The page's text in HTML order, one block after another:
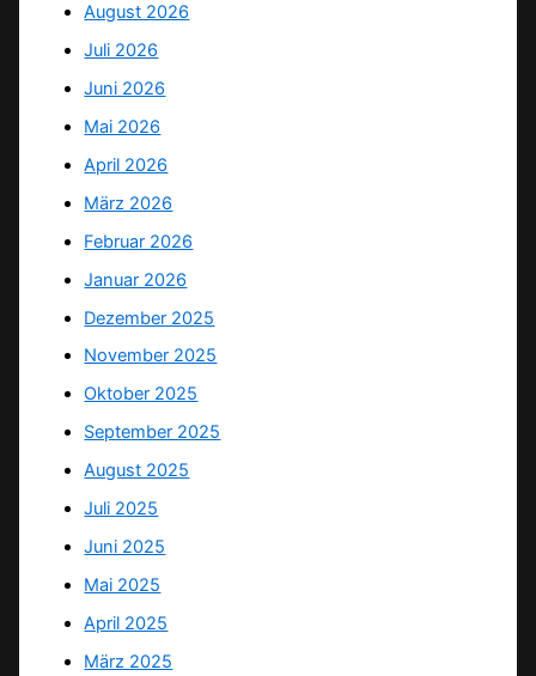
August 2026
Juli 2026
Juni 2026
Mai 2026
April 2026
März 2026
Februar 2026
Januar 2026
Dezember 2025
November 2025
Oktober 2025
September 2025
August 2025
Juli 2025
Juni 2025
Mai 2025
April 2025
März 2025